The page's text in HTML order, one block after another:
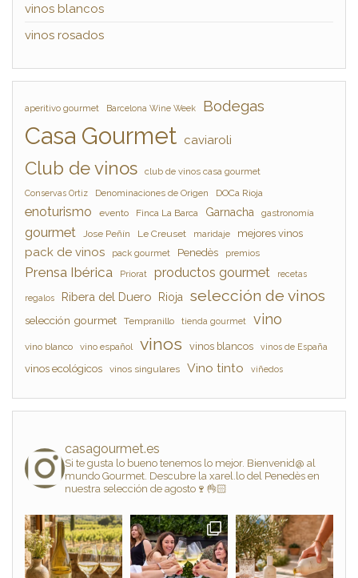
vinos blancos
vinos rosados
aperitivo gourmet Barcelona Wine Week Bodegas
Casa Gourmet caviaroli
Club de vinos club de vinos casa gourmet
Conservas Ortiz Denominaciones de Origen DOCa Rioja
enoturismo evento Finca La Barca Garnacha gastronomía
gourmet Jose Peñín Le Creuset maridaje mejores vinos
pack de vinos pack gourmet Penedès premios
Prensa Ibérica Priorat productos gourmet recetas
regalos Ribera del Duero Rioja selección de vinos
selección gourmet Tempranillo tienda gourmet vino
vino blanco vino español vinos vinos blancos vinos de España
vinos ecológicos vinos singulares Vino tinto viñedos
casagourmet.es
Si te gusta lo bueno tenemos lo mejor. Bienvenid@ al
mundo Gourmet. Descubre la xarel.lo del Penedès en
nuestra selección de agosto🍷👌🏻